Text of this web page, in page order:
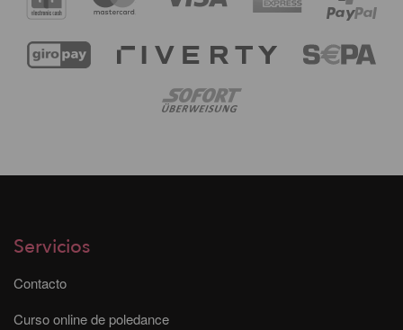
Servicios
Contacto
Curso online de poledance